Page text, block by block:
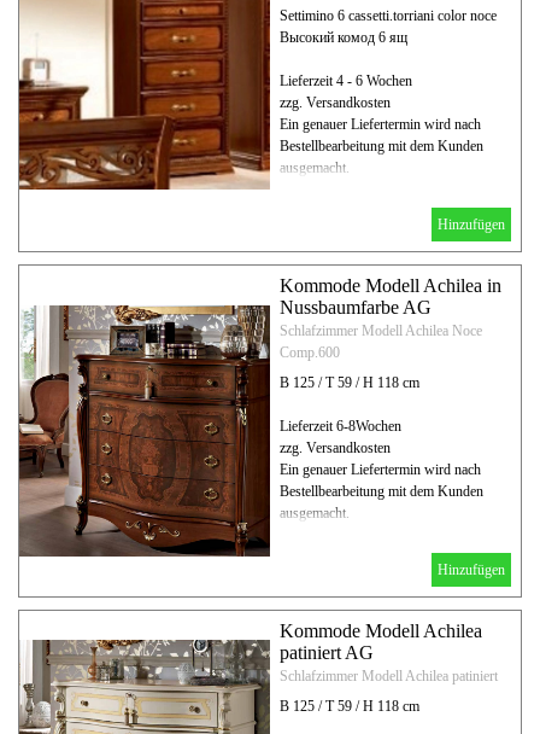
Settimino 6 cassetti.torriani color noce
Высокий комод 6 ящ
Lieferzeit 4 - 6 Wochen
zzg. Versandkosten
Ein genauer Liefertermin wird nach
Bestellbearbeitung mit dem Kunden
ausgemacht.
Hinzufügen
Kommode Modell Achilea in
Nussbaumfarbe AG
Schlafzimmer Modell Achilea Noce
Comp.600
B 125 / T 59 / H 118 cm
Lieferzeit 6-8Wochen
zzg. Versandkosten
Ein genauer Liefertermin wird nach
Bestellbearbeitung mit dem Kunden
ausgemacht.
Hinzufügen
Kommode Modell Achilea
patiniert AG
Schlafzimmer Modell Achilea patiniert
B 125 / T 59 / H 118 cm